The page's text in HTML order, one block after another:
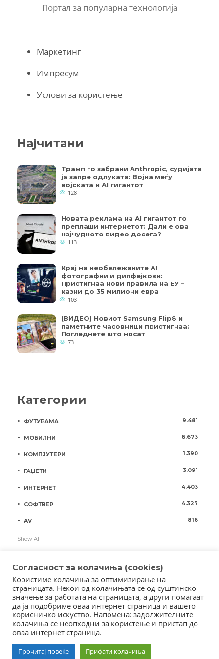
Портал за популарна технологија
Маркетинг
Импресум
Услови за користење
Најчитани
Трамп го забрани Anthropic, судијата
ја запре одлуката: Војна меѓу
војската и AI гигантот
128
Новата реклама на AI гигантот го
преплаши интернетот: Дали е ова
најчудното видео досега?
113
Крај на необележаните AI
фотографии и дипфејкови:
Пристигнаа нови правила на ЕУ –
казни до 35 милиони евра
103
(ВИДЕО) Новиот Samsung Flip8 и
паметните часовници пристигнаа:
Погледнете што носат
73
Категории
ФУТУРАМА 9.481
МОБИЛНИ 6.673
КОМПЈУТЕРИ 1.390
ГАЏЕТИ 3.091
ИНТЕРНЕТ 4.403
СОФТВЕР 4.327
AV 816
Show All
Copyright © 2018 - Member of IAB Macedonia
Member of Clip Media Group / 2017
Согласност за колачиња (cookies)
Користиме колачиња за оптимизирање на
страницата. Некои од колачињата се од суштинско
значење за работата на страницата, а други помагаат
да ја подобриме оваа интернет страница и вашето
корисничко искуство. Напомена: задолжителните
колачиња се неопходни за користење и пристап до
оваа интернет страница.
Прочитај повеќе Прифати колачиња